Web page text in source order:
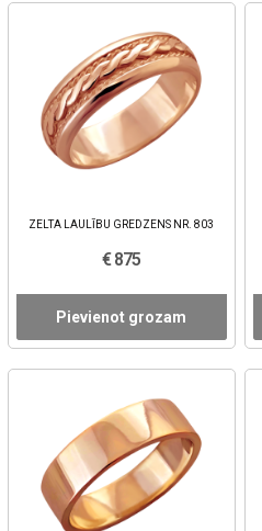
ZELTA LAULĪBU GREDZENS NR. 803
€ 875
Pievienot grozam